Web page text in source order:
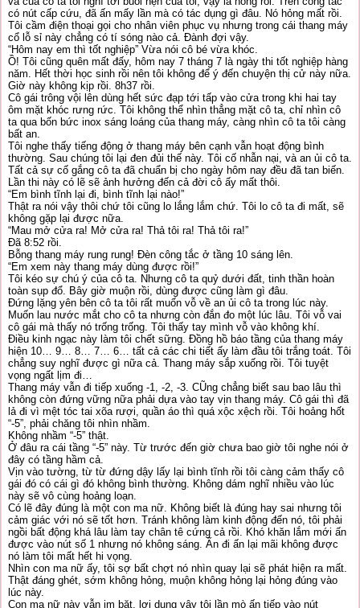
có nút cấp cứu, đã ấn mấy lần mà có tác dụng gì đâu. Nó hỏng mất rồi.
Tôi cầm điện thoại gọi cho nhân viên phục vụ nhưng trong cái thang máy
cổ lỗ sỉ này chẳng có tí sóng nào cả. Đành đợi vậy.
“Hôm nay em thì tốt nghiệp” Vừa nói cô bé vừa khóc.
Ồ! Tôi cũng quên mất đấy, hôm nay 7 tháng 7 là ngày thi tốt nghiệp hàng
năm. Hết thời học sinh rồi nên tôi không để ý đến chuyện thị cử này nữa.
Giờ này không kịp rồi. 8h37 rồi.
Cô gái trông vội lên dùng hết sức đạp tới tấp vào cửa trong khi hai tay
ôm mặt khóc rưng rức. Tôi không thể nhìn thẳng mặt cô ta, chỉ nhìn cô
ta qua bốn bức inox sáng loáng của thang máy, càng nhìn cô ta tôi càng
bất an.
Tôi nghe thấy tiếng động ở thang máy bên cạnh vẫn hoạt động bình
thường. Sau chúng tôi lại đen đủi thế này. Tôi cố nhẫn nại, và an ủi cô ta.
Tất cả sự cố gắng cô ta đã chuẩn bị cho ngày hôm nay đều đã tan biến.
Lần thi này có lẽ sẽ ảnh hưởng đến cả đời cô ấy mất thôi.
“Em bình tĩnh lại đi, bình tĩnh lại nào!”
Thật ra nói vậy thôi chứ tôi cũng lo lắng lắm chứ. Tôi lo cô ta đi mất, sẽ
không gặp lại được nữa.
“Mau mở cửa ra! Mở cửa ra! Thả tôi ra! Thả tôi ra!”
Đã 8:52 rồi.
Bỗng thang máy rung rung! Đèn công tắc ở tầng 10 sáng lên.
“Em xem này thang máy dùng được rồi!”
Tôi kéo sự chú ý của cô ta. Nhưng cô ta quỷ dưới đất, tinh thần hoàn
toàn sụp đổ. Bây giờ muộn rồi, dùng được cũng làm gì đâu.
Đứng lặng yên bên cô ta tôi rất muốn vỗ về an ủi cô ta trong lúc này.
Muốn lau nước mắt cho cô ta nhưng còn đắn đo một lúc lâu. Tôi vỗ vai
cô gái mà thấy nó trống trống. Tôi thấy tay mình vỗ vào không khí.
Điều kinh ngạc này làm tôi chết sững. Đồng hồ báo tầng của thang máy
hiện 10… 9… 8… 7… 6… tất cả các chi tiết ấy làm đầu tôi trắng toát. Tôi
chẳng suy nghĩ được gì nữa cả. Thang máy sắp xuống rồi. Tôi tuyệt
vọng ngất lịm đi…
Thang máy vẫn đi tiếp xuống -1, -2, -3. CŨng chẳng biết sau bao lâu thì
không còn đứng vững nữa phải dựa vào tay vịn thang máy. Cô gái thì đã
lả đi vì mệt tóc tai xõa rượi, quần áo thì quá xộc xệch rồi. Tôi hoảng hốt
“-5”, phải chăng tôi nhìn nhầm.
Không nhầm “-5” thật.
Ở đâu ra cái tầng “-5” này. Từ trước đến giờ chưa bao giờ tôi nghe nói ở
đây có tầng hầm cả.
Vịn vào tường, từ từ đứng dậy lấy lại bình tĩnh rồi tôi càng cảm thấy cô
gái đó có cái gì đó không bình thường. Không dám nghĩ nhiều vào lúc
này sẽ vô cùng hoảng loạn.
Có lẽ đây đúng là một con ma nữ. Không biết là đúng hay sai nhưng tôi
cảm giác với nó sẽ tốt hơn. Tránh không làm kinh động đến nó, tôi phải
ngồi bất động khá lâu làm tay chân tê cứng cả rồi. Khó khăn lắm mới ấn
được vào nút số 1 nhưng nó không sáng. Ấn đi ấn lại mãi không được
nó làm tôi mất hết hi vọng.
Nhìn con ma nữ ấy, tôi sợ bất chợt nó nhìn quay lại sẽ phát hiện ra mất.
Thật đáng ghét, sớm không hỏng, muộn không hỏng lại hỏng đúng vào
lúc này.
Con ma nữ này vẫn im bặt, lợi dụng vậy tôi lần mò ấn tiếp vào nút